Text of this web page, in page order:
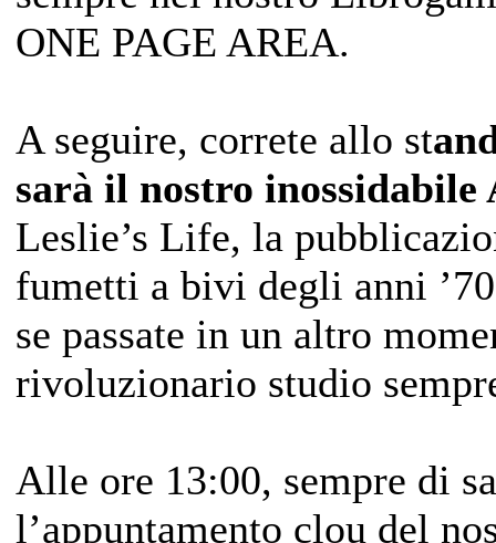
ONE PAGE AREA.
A seguire, correte allo st
sarà il nostro inossidabile
Leslie’s Life, la
fumetti a bivi degli anni
se passate in un altro
rivoluzionario studio
Alle ore 13:00, sempre di
l’appuntamento clou del